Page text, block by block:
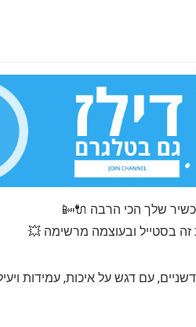
שלך הכי הרבה 🔌📴
בסטייל ובעוצמה מרשימה 💥